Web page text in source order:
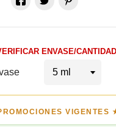
ENVASE/
VIGENTES